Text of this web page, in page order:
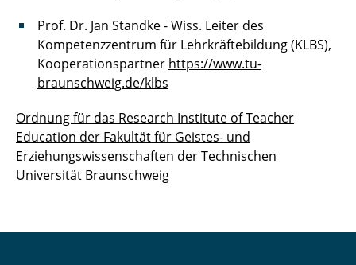
Prof. Dr. Jan Standke - Wiss. Leiter des
Kompetenzzentrum für Lehrkräftebildung (KLBS),
Kooperationspartner https://www.tu-
braunschweig.de/klbs
Ordnung für das Research Institute of Teacher
Education der Fakultät für Geistes- und
Erziehungswissenschaften der Technischen
Universität Braunschweig